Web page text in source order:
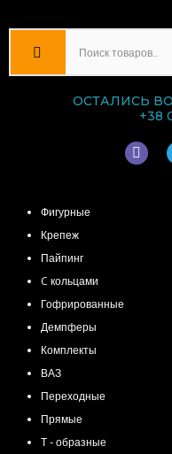
ОСТАЛИСЬ
+38
V
i
b
Фигурные
Крепеж
Пайпинг
C кольцами
Гофрированные
Демпферы
Комплекты
ВАЗ
Переходные
Прямые
Т - образные